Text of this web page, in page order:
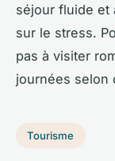
séjour fluide et
sur le stress.
pas à visiter
journées selon
Tourisme